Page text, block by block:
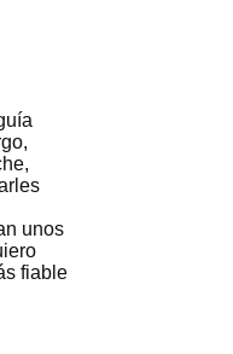
unos
fiable